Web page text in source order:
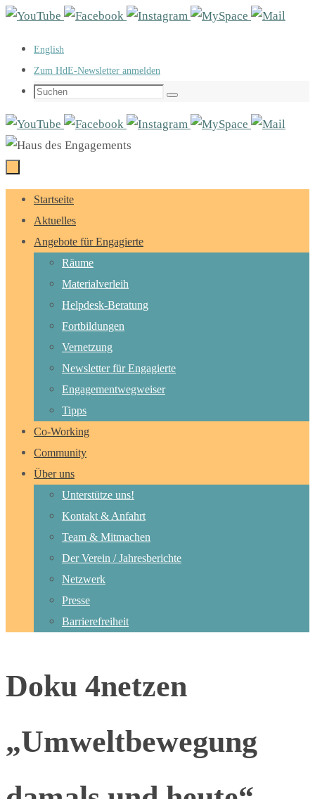
Zum
springen
English
Zum HdE-Newsletter anmelden
Suchen
Suchen
Zum
Inhalt
springen
Startseite
Aktuelles
Angebote für Engagierte
Räume
Materialverleih
Helpdesk-Beratung
Fortbildungen
Vernetzung
Newsletter für Engagierte
Engagementwegweiser
Tipps
Co-Working
Community
Über uns
Unterstütze uns!
Kontakt & Anfahrt
Team & Mitmachen
Der Verein / Jahresberichte
Netzwerk
Presse
Barrierefreiheit
Doku 4netzen
„Umweltbewegung